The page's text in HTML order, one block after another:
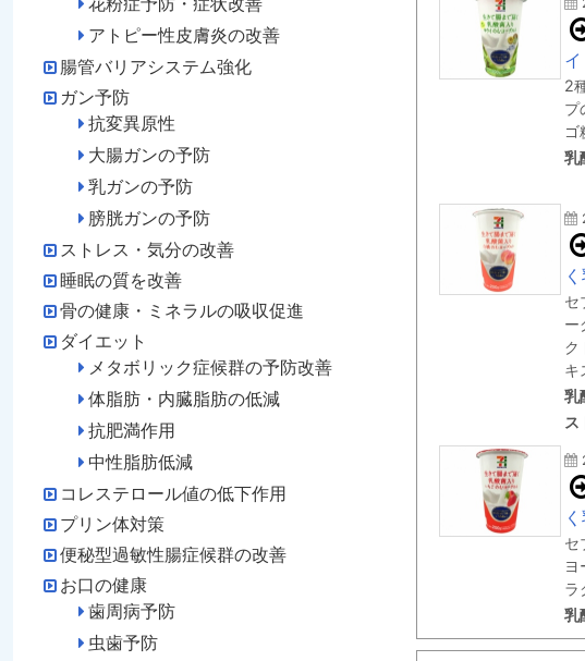
2
プ
ゴ
乳
セ
ー
ク
キ
乳
ス
セ
ヨ
ラ
乳
アトピー性皮膚炎の改善
腸管バリアシステム強化
ガン予防
抗変異原性
大腸ガンの予防
乳ガンの予防
膀胱ガンの予防
ストレス・気分の改善
睡眠の質を改善
骨の健康・ミネラルの吸収促進
ダイエット
メタボリック症候群の予防改善
体脂肪・内臓脂肪の低減
抗肥満作用
中性脂肪低減
コレステロール値の低下作用
プリン体対策
便秘型過敏性腸症候群の改善
お口の健康
歯周病予防
虫歯予防